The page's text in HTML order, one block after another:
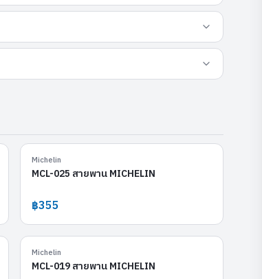
Michelin
MCL-025 สายพาน MICHELIN
฿355
Michelin
MCL-019 สายพาน MICHELIN